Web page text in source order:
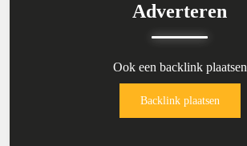
Adverteren
Ook een backlink plaatsen
Backlink plaatsen